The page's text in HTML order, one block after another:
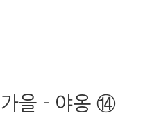
가을 - 야옹 ⑭